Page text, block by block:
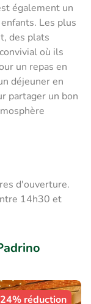
également un
Les plus
des plats
où ils
un repas en
déjeuner en
partager un bon
d'ouverture.
14h30 et
24% réduction